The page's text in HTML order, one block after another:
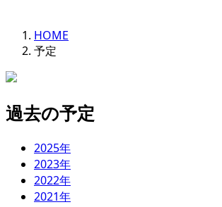
HOME
予定
過去の予定
2025年
2023年
2022年
2021年